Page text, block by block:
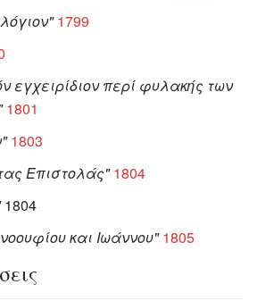
1799
εγχειρίδιον περί φυλακής των
1801
1803
Επιστολάς" 1804
1804
και Ιωάννου" 1805